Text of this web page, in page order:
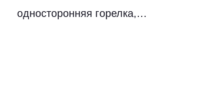
односторонняя горелка,